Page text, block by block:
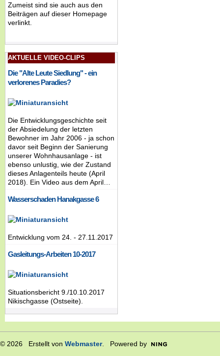
Zumeist sind sie auch aus den
Beiträgen auf dieser Homepage
verlinkt.
AKTUELLE VIDEO-CLIPS
Die "Alte Leute Siedlung" - ein
verlorenes Paradies?
Die Entwicklungsgeschichte seit
der Absiedelung der letzten
Bewohner im Jahr 2006 - ja schon
davor seit Beginn der Sanierung
unserer Wohnhausanlage - ist
ebenso unlustig, wie der Zustand
dieses Anlagenteils heute (April
2018). Ein Video aus dem April…
Wasserschaden Hanakgasse 6
Entwicklung vom 24. - 27.11.2017
Gasleitungs-Arbeiten 10-2017
Situationsbericht 9./10.10.2017
Nikischgasse (Ostseite).
© 2026 Erstellt von Webmaster. Powered by